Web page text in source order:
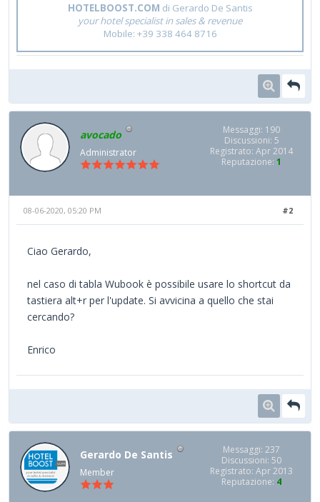
HOTELBOOST.COM di Gerardo De Santis
your hotel specialist in sales & revenue
Mobile: +39 338 464 8716
avocado
Administrator
Messaggi: 190
Discussioni: 5
Registrato: Apr 2014
Reputazione: 1
#2
08-06-2020, 05:20 PM
Ciao Gerardo,
nel caso di tabla Wubook è possibile usare lo shortcut da
tastiera alt+r per l'update. Si avvicina a quello che stai
cercando?
Enrico
Gerardo De Santis
Member
Messaggi: 237
Discussioni: 50
Registrato: Apr 2013
Reputazione: 4